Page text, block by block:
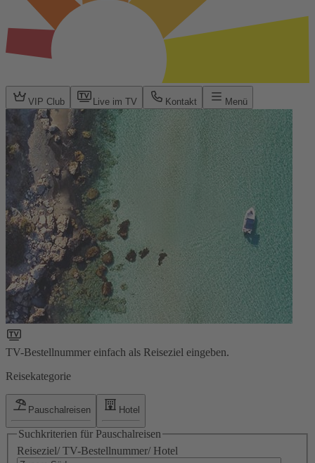
VIP Club Live im TV Kontakt Menü
TV-Bestellnummer einfach als Reiseziel eingeben.
Reisekategorie
Pauschalreisen Hotel
Suchkriterien für Pauschalreisen
Reiseziel/ TV-Bestellnummer/ Hotel